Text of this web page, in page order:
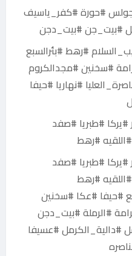
#حورة #كفر_ياسيف
#بيت_جن #بيت_دجن
#رهط #بئرالسبع
#سخنين #مجدالكروم
#نهاريا #حيفا
#طبريا #صفد
#رهط
#طبريا #صفد
#رهط
#حيفا #عكا #سخنين
#الرملة #بيت_دجن
#دالية_الكرمل #عسيفا